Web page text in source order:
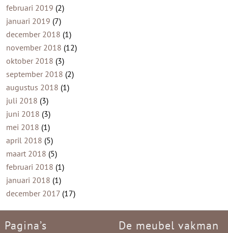
februari 2019 (2)
januari 2019 (7)
december 2018 (1)
november 2018 (12)
oktober 2018 (3)
september 2018 (2)
augustus 2018 (1)
juli 2018 (3)
juni 2018 (3)
mei 2018 (1)
april 2018 (5)
maart 2018 (5)
februari 2018 (1)
januari 2018 (1)
december 2017(17)
Pagina’s
De meubel vakman